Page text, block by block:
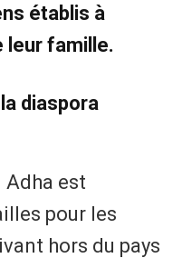
établis à
leur famille.
diaspora
Adha est
pour les
hors du pays